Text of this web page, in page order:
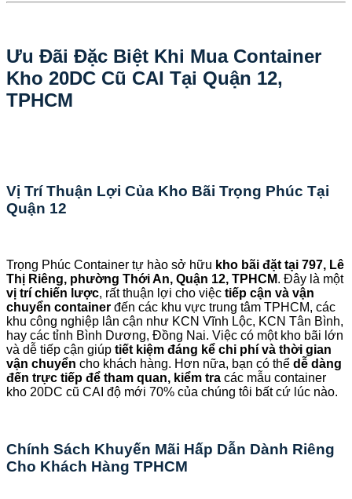
Ưu Đãi Đặc Biệt Khi Mua Container
Kho 20DC Cũ CAI Tại Quận 12,
TPHCM
Vị Trí Thuận Lợi Của Kho Bãi Trọng Phúc Tại
Quận 12
Trọng Phúc Container tự hào sở hữu kho bãi đặt tại 797, Lê
Thị Riêng, phường Thới An, Quận 12, TPHCM. Đây là một
vị trí chiến lược, rất thuận lợi cho việc tiếp cận và vận
chuyển container đến các khu vực trung tâm TPHCM, các
khu công nghiệp lân cận như KCN Vĩnh Lộc, KCN Tân Bình,
hay các tỉnh Bình Dương, Đồng Nai. Việc có một kho bãi lớn
và dễ tiếp cận giúp tiết kiệm đáng kể chi phí và thời gian
vận chuyển cho khách hàng. Hơn nữa, bạn có thể dễ dàng
đến trực tiếp để tham quan, kiểm tra các mẫu container
kho 20DC cũ CAI độ mới 70% của chúng tôi bất cứ lúc nào.
Chính Sách Khuyến Mãi Hấp Dẫn Dành Riêng
Cho Khách Hàng TPHCM